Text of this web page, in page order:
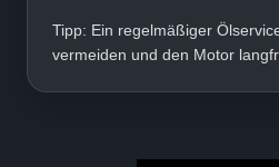
Tipp: Ein regelmäßiger
vermeiden und den Motor